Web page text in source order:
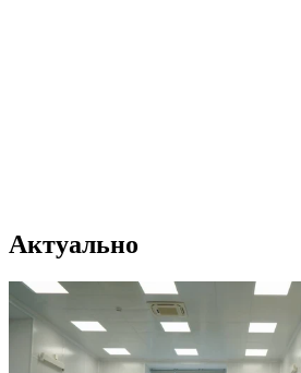
Актуально